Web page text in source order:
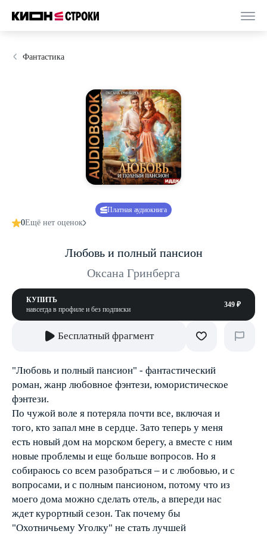
Фантастика
Платная аудиокнига
0Ещё нет оценок
Любовь и полный пансион
Оксана Гринберга
КУПИТЬ
навсегда в профиле и без подписки
349 ₽
Бесплатный фрагмент
"Любовь и полный пансион" - фантастический
роман, жанр любовное фэнтези, юмористическое
фэнтези.
По чужой воле я потеряла почти все, включая и
того, кто запал мне в сердце. Зато теперь у меня
есть новый дом на морском берегу, а вместе с ним
новые проблемы и еще больше вопросов. Но я
собираюсь со всем разобраться – и с любовью, и с
вопросами, и с полным пансионом, потому что из
моего дома можно сделать отель, а впереди нас
ждет курортный сезон. Так почему бы
"Охотничьему Уголку" не стать лучшей